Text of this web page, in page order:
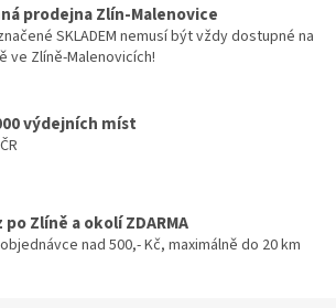
prodejna Zlín-Malenovice
SKLADEM nemusí být vždy dostupné na
ve Zlíně-Malenovicích!
výdejních míst
po Zlíně a okolí ZDARMA
nad 500,- Kč, maximálně do 20 km